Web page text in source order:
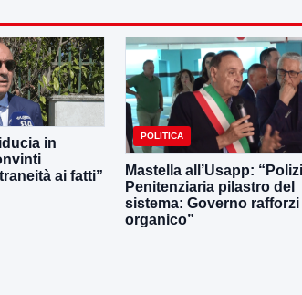
in
ai fatti”
POLITICA
Mastella all’Usapp:
Penitenziaria pilastro del
sistema: Governo rafforzi
organico”